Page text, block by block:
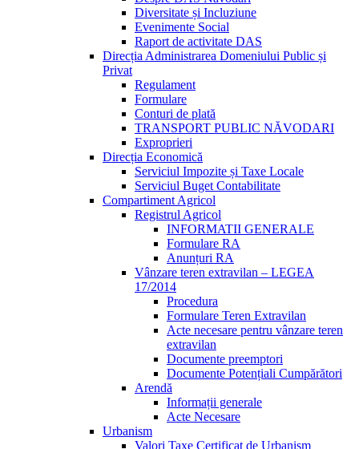
Diversitate și Incluziune
Evenimente Social
Raport de activitate DAS
Direcția Administrarea Domeniului Public și
Privat
Regulament
Formulare
Conturi de plată
TRANSPORT PUBLIC NĂVODARI
Exproprieri
Direcția Economică
Serviciul Impozite și Taxe Locale
Serviciul Buget Contabilitate
Compartiment Agricol
Registrul Agricol
INFORMATII GENERALE
Formulare RA
Anunțuri RA
Vânzare teren extravilan – LEGEA
17/2014
Procedura
Formulare Teren Extravilan
Acte necesare pentru vânzare teren
extravilan
Documente preemptori
Documente Potențiali Cumpărători
Arendă
Informații generale
Acte Necesare
Urbanism
Valori Taxe Certificat de Urbanism